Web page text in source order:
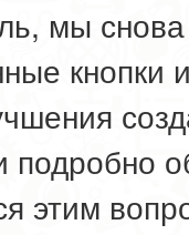
мы
кнопки
подробно
этим